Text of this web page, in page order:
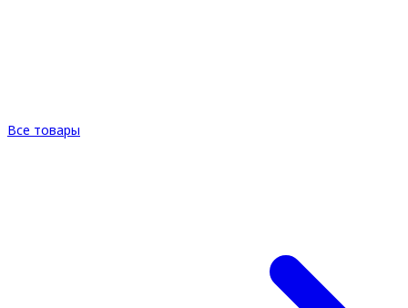
Все товары